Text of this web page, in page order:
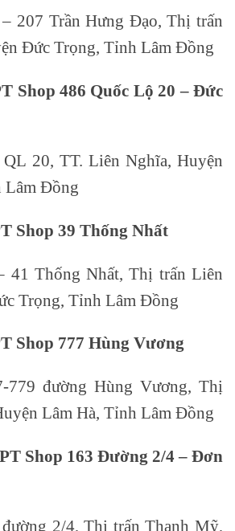
207 Trần Hưng Đạo, Thị trấn
Đức Trọng, Tỉnh Lâm Đồng
Shop 486 Quốc Lộ 20 – Đức
20, TT. Liên Nghĩa, Huyện
Lâm Đồng
Shop 39 Thống Nhất
41 Thống Nhất, Thị trấn Liên
Trọng, Tỉnh Lâm Đồng
Shop 777 Hùng Vương
779 đường Hùng Vương, Thị
Lâm Hà, Tỉnh Lâm Đồng
Shop 163 Đường 2/4 – Đơn
2/4, Thị trấn Thạnh Mỹ,